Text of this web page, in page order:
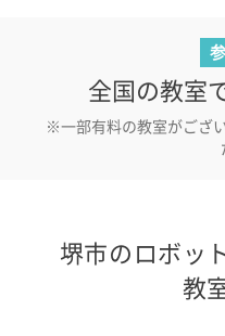
全国の教室
※一部有料の教室がござ
堺市のロボッ
教